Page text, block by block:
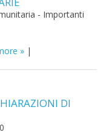
- Importanti
|
DI